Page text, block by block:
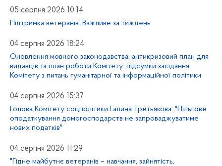
05 серпня 2026 10:14
Підтримка ветеранів. Важливе за тиждень
04 серпня 2026 18:24
Оновлення мовного законодавства, антикризовий план для
видавців та план роботи Комітету: підсумки засідання
Комітету з питань гуманітарної та інформаційної політики
04 серпня 2026 15:37
Голова Комітету соцполітики Галина Третьякова: "Пільгове
оподаткування домогосподарств не запроваджуватиме
нових податків"
04 серпня 2026 11:29
"Гідне майбутнє ветеранів – навчання, зайнятість,